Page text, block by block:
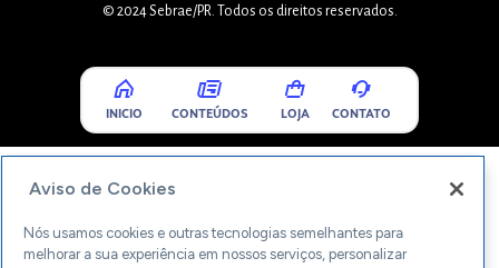
© 2024 Sebrae/PR. Todos os direitos reservados.
INICIO CONTEÚDOS LOJA CONTATO
Aviso de Cookies
Nós usamos cookies e outras tecnologias semelhantes para
melhorar a sua experiência em nossos serviços, personalizar